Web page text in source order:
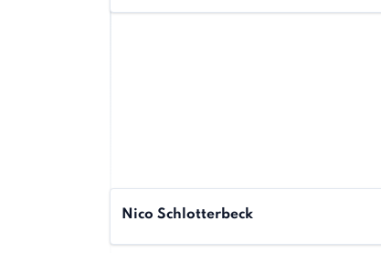
Nico Schlotterbeck